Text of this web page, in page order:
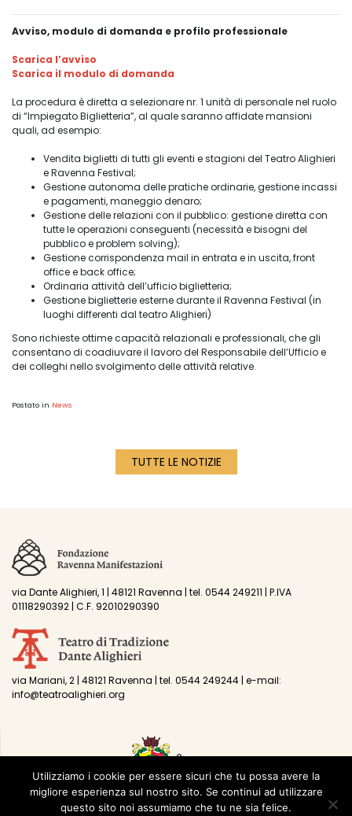
Avviso, modulo di domanda e profilo professionale
Scarica l’avviso
Scarica il modulo di domanda
La procedura è diretta a selezionare nr. 1 unità di personale nel ruolo
di “Impiegato Biglietteria”, al quale saranno affidate mansioni
quali, ad esempio:
Vendita biglietti di tutti gli eventi e stagioni del Teatro Alighieri
e Ravenna Festival;
Gestione autonoma delle pratiche ordinarie, gestione incassi
e pagamenti, maneggio denaro;
Gestione delle relazioni con il pubblico: gestione diretta con
tutte le operazioni conseguenti (necessità e bisogni del
pubblico e problem solving);
Gestione corrispondenza mail in entrata e in uscita, front
office e back office;
Ordinaria attività dell’ufficio biglietteria;
Gestione biglietterie esterne durante il Ravenna Festival (in
luoghi differenti dal teatro Alighieri)
Sono richieste ottime capacità relazionali e professionali, che gli
consentano di coadiuvare il lavoro del Responsabile dell’Ufficio e
dei colleghi nello svolgimento delle attività relative.
Postato in News
TUTTE LE NOTIZIE
via Dante Alighieri, 1 | 48121 Ravenna | tel. 0544 249211 | P.IVA
01118290392 | C.F. 92010290390
via Mariani, 2 | 48121 Ravenna | tel. 0544 249244 | e-mail:
info@teatroalighieri.org
Utilizziamo i cookie per essere sicuri che tu possa avere la
migliore esperienza sul nostro sito. Se continui ad utilizzare
questo sito noi assumiamo che tu ne sia felice.